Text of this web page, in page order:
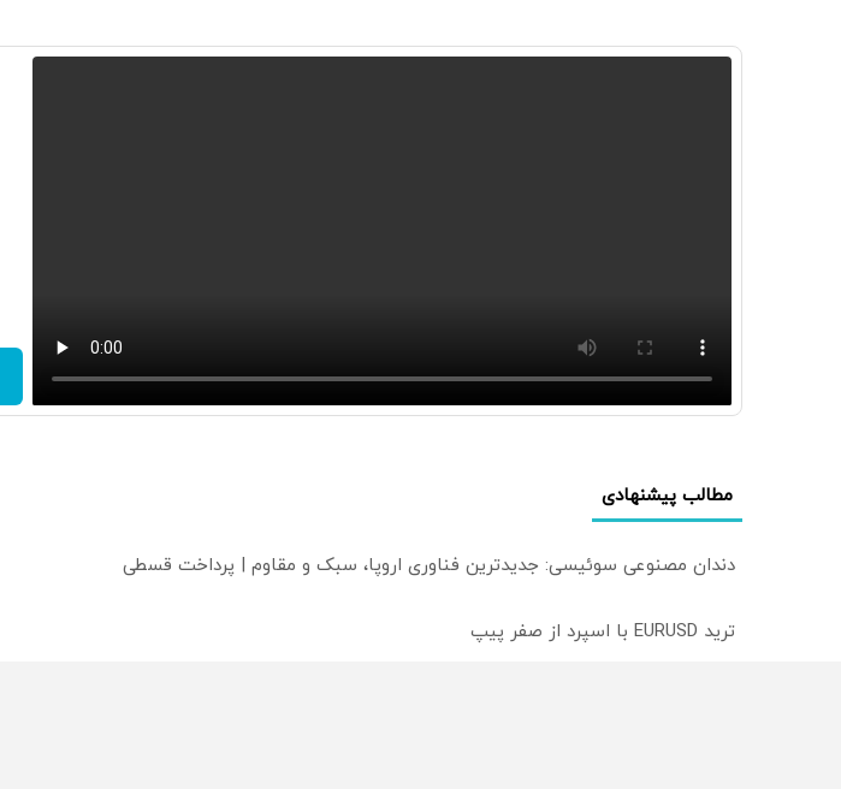
مطالب پیشنهادی
دندان مصنوعی سوئیسی: جدیدترین فناوری اروپا، سبک و مقاوم | پرداخت قسطی
ترید EURUSD با اسپرد از صفر پیپ